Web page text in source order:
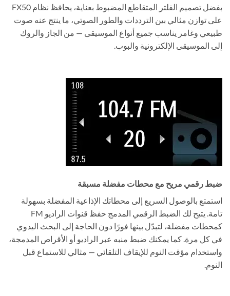
بفضل تصميم الفلتر المتقاطع المضبوط بعناية، يحافظ نظام FX50
على توازن مثالي بين الترددات والطور الصوتي، ما ينتج عنه صوت
طبيعي وغامر يناسب جميع أنواع الموسيقى — من الجاز والروك
إلى الموسيقى الإلكترونية والبوب.
ضبط رقمي مريح مع محطات مفضلة مسبقة
استمتع بالوصول السريع إلى محطاتك الإذاعية المفضلة بسهولة
تامة. يتيح لك الضبط الرقمي المدمج حفظ قنوات الراديو FM
كمحطات مفضلة، لتبدّل بينها فورًا دون الحاجة إلى البحث اليدوي
في كل مرة. كما يمكنك ضبط منبه عبر الراديو أو الأقراص المدمجة،
واستخدام مؤقت النوم للإيقاف التلقائي — مثالي للاستماع قبل
النوم.